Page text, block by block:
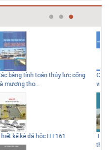
Lý do nên sử dụng gạch block
để xây nhà
TCXDVN 261:2001 Bãi chôn lấp
chất thải rắn –...
Hồ sơ Đề xuất dự án theo hình thức
BT HT107